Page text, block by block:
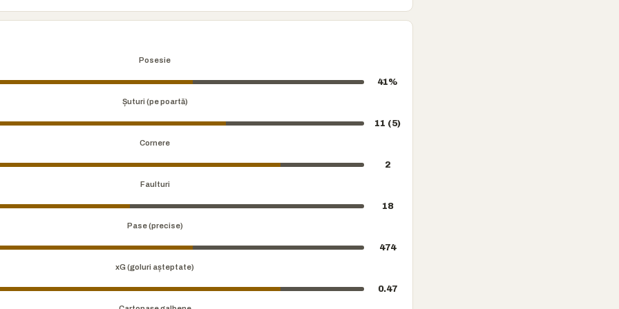
Posesie
41%
Șuturi (pe poartă)
11 (5)
Cornere
2
Faulturi
18
Pase (precise)
474
xG (goluri așteptate)
0.47